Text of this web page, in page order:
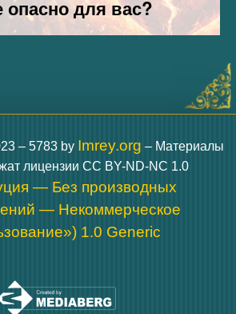
– 5783 by Imrey.org – Материалы
лицензии CC BY-ND-NC 1.0
— Без производных
— Некоммерческое
1.0 Generic